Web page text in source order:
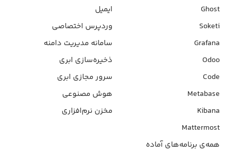
Ghost
Soketi
Grafana
Odoo
Code
Metabase
Kibana
Mattermost
همه‌ی برنامه‌های آماده
ایمیل
وردپرس‌ اختصاصی
سامانه مدیریت دامنه
ذخیره‌سازی ابری
سرور مجازی ابری
هوش مصنوعی
مخزن نرم‌افزاری